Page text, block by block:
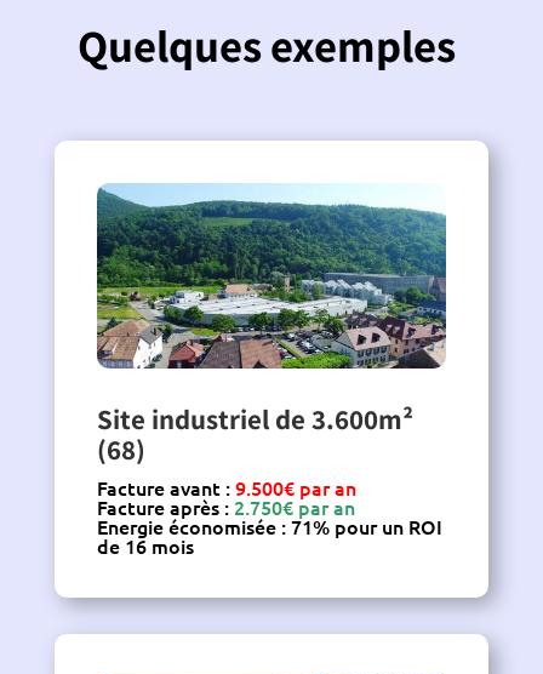
Quelques exemples
Site industriel de 3.600m²
(68)
Facture avant :9.500€ par an
Facture après : 2.750€ par an
Energie économisée : 71% pour un ROI
de 16 mois